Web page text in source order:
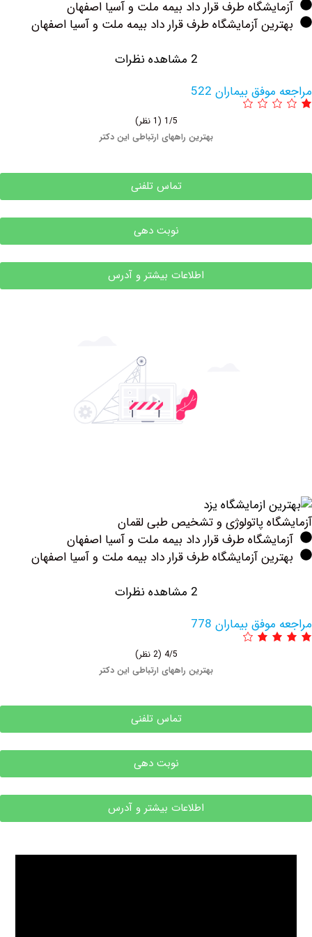
طرف قرار داد بیمه ملت و آسیا اصفهان
آزمایشگاه طرف قرار داد بیمه ملت و آسیا اصفهان
بیماران 522
بهترین راههای ارتباطی این دکتر
تماس تلفنی
نوبت دهی
اطلاعات بیشتر و آدرس
پاتولوژی و تشخیص طبی لقمان
طرف قرار داد بیمه ملت و آسیا اصفهان
آزمایشگاه طرف قرار داد بیمه ملت و آسیا اصفهان
بیماران 778
بهترین راههای ارتباطی این دکتر
تماس تلفنی
نوبت دهی
اطلاعات بیشتر و آدرس